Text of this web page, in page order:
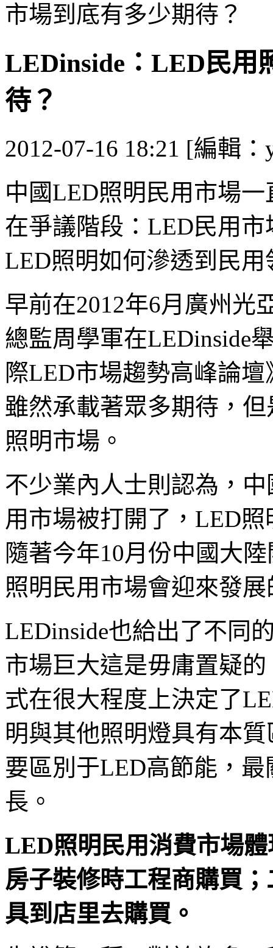
市場到底有多少期待？
LEDinside：LED民用
待？
2012-07-16 18:21 [編輯：
中國LED照明民用市場
在爭議階段：LED民用
LED照明如何滲透到民用
早前在2012年6月廣州光
總監周學軍在LEDinside
際LED市場趨勢高峰論
雖然承載著眾多期待，
照明市場。
不少業內人士則認為，
用市場被打開了，LED
隨著今年10月份中國大
照明民用市場會迎來發
LEDinside也給出了不同
市場巨大這是毋庸置疑
式在很大程度上決定了
明與其他照明燈具有本
要區別于LED高節能，
長。
LED照明民用消費市場
房子裝修時工程商購買
具到店里去購買。